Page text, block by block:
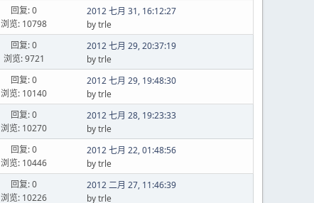
回复: 0
浏览: 10798
2012 七月 31, 16:12:27
by trle
回复: 0
浏览: 9721
2012 七月 29, 20:37:19
by trle
回复: 0
浏览: 10140
2012 七月 29, 19:48:30
by trle
回复: 0
浏览: 10270
2012 七月 28, 19:23:33
by trle
回复: 0
浏览: 10446
2012 七月 22, 01:48:56
by trle
回复: 0
浏览: 10226
2012 二月 27, 11:46:39
by trle